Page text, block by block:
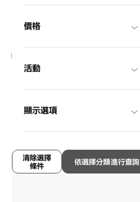
價格
活動
顯示選項
依選擇分類進行查詢
清除選擇
條件
OWNDAYS | SUN